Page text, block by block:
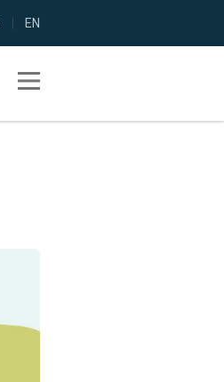
Toggle navigation
EN